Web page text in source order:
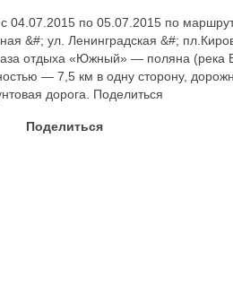
04.07.2015 по 05.07.2015 по
&#; ул. Ленинградская &#;
отдыха «Южный» — поляна (река
— 7,5 км в одну сторону,
дорога. Поделиться
Поделиться